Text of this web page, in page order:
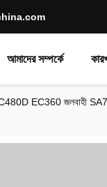
আমাদের সম্পর্কে
EC360 জলবাহী